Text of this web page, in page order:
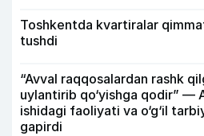
Toshkentda kvartiralar
tushdi
“Avval raqqosalardan rashk
uylantirib qo‘yishga qodir” —
ishidagi faoliyati va o‘g‘il
gapirdi